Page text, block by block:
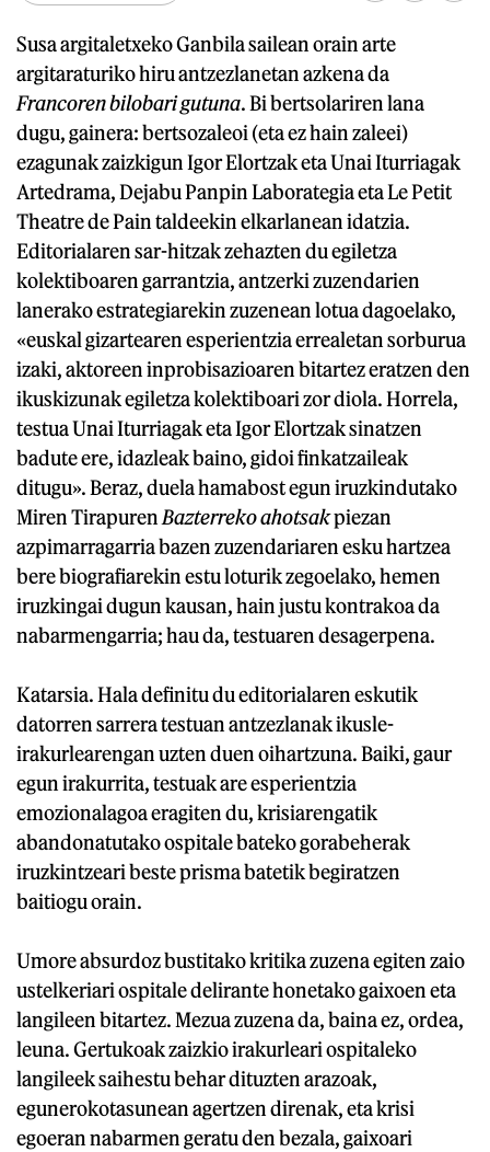
Susa argitaletxeko Ganbila sailean orain arte
argitaraturiko hiru antzezlanetan azkena da
Francoren bilobari gutuna. Bi bertsolariren lana
dugu, gainera: bertsozaleoi (eta ez hain zaleei)
ezagunak zaizkigun Igor Elortzak eta Unai Iturriagak
Artedrama, Dejabu Panpin Laborategia eta Le Petit
Theatre de Pain taldeekin elkarlanean idatzia.
Editorialaren sar-hitzak zehazten du egiletza
kolektiboaren garrantzia, antzerki zuzendarien
lanerako estrategiarekin zuzenean lotua dagoelako,
«euskal gizartearen esperientzia errealetan sorburua
izaki, aktoreen inprobisazioaren bitartez eratzen den
ikuskizunak egiletza kolektiboari zor diola. Horrela,
testua Unai Iturriagak eta Igor Elortzak sinatzen
badute ere, idazleak baino, gidoi finkatzaileak
ditugu». Beraz, duela hamabost egun iruzkindutako
Miren Tirapuren Bazterreko ahotsakpiezan
azpimarragarria bazen zuzendariaren esku hartzea
bere biografiarekin estu loturik zegoelako, hemen
iruzkingai dugun kausan, hain justu kontrakoa da
nabarmengarria; hau da, testuaren desagerpena.
Katarsia. Hala definitu du editorialaren eskutik
datorren sarrera testuan antzezlanak ikusle-
irakurlearengan uzten duen oihartzuna. Baiki, gaur
egun irakurrita, testuak are esperientzia
emozionalagoa eragiten du, krisiarengatik
abandonatutako ospitale bateko gorabeherak
iruzkintzeari beste prisma batetik begiratzen
baitiogu orain.
Umore absurdoz bustitako kritika zuzena egiten zaio
ustelkeriari ospitale delirante honetako gaixoen eta
langileen bitartez. Mezua zuzena da, baina ez, ordea,
leuna. Gertukoak zaizkio irakurleari ospitaleko
langileek saihestu behar dituzten arazoak,
egunerokotasunean agertzen direnak, eta krisi
egoeran nabarmen geratu den bezala, gaixoari